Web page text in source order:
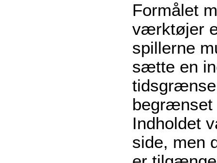
Formålet
værktøjer
spillerne
sætte en
begrænset
Indholdet
side, men